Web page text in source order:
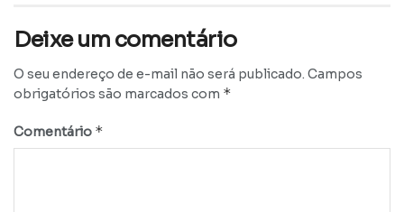
Deixe um comentário
O seu endereço de e-mail não será publicado. Campos
obrigatórios são marcados com *
Comentário *